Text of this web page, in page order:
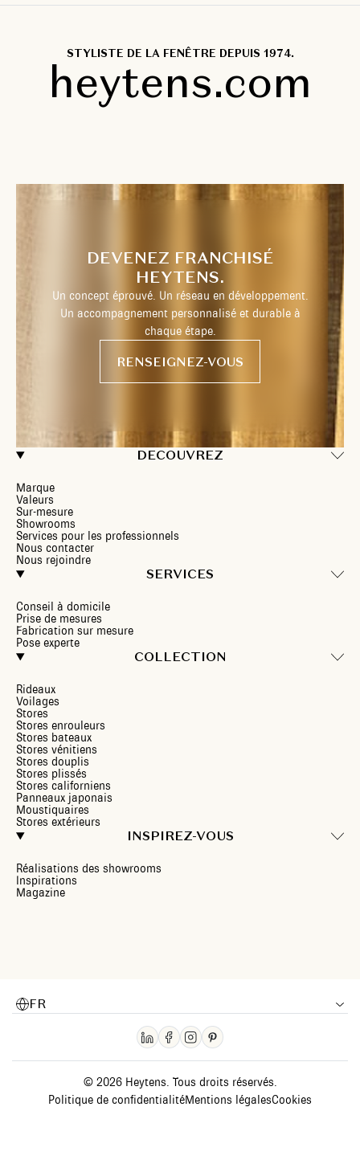
STYLISTE DE LA FENÊTRE DEPUIS 1974.
heytens.com
DECOUVREZ
Marque
Valeurs
Sur-mesure
Showrooms
Services pour les professionnels
Nous contacter
Nous rejoindre
SERVICES
Conseil à domicile
Prise de mesures
Fabrication sur mesure
Pose experte
COLLECTION
Rideaux
Voilages
Stores
Stores enrouleurs
Stores bateaux
Stores vénitiens
Stores douplis
Stores plissés
Stores californiens
Panneaux japonais
Moustiquaires
Stores extérieurs
INSPIREZ-VOUS
Réalisations des showrooms
Inspirations
Magazine
DEVENEZ FRANCHISÉ
HEYTENS.
Un concept éprouvé. Un réseau en développement.
Un accompagnement personnalisé et durable à
chaque étape.
RENSEIGNEZ-VOUS
FR
© 2026 Heytens. Tous droits réservés.
Politique de confidentialitéMentions légalesCookies